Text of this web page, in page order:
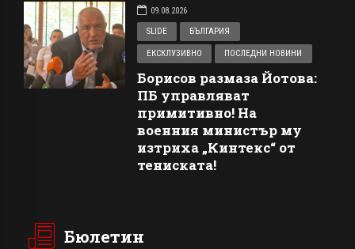
09.08.2026
SLIDE
БЪЛГАРИЯ
ЕКСКЛУЗИВНО ПОСЛЕДНИ НОВИНИ
Борисов размаза Йотова:
ПБ управляват
примитивно! На
военния министър му
изтриха „Кинтекс“ от
тениската!
Бюлетин